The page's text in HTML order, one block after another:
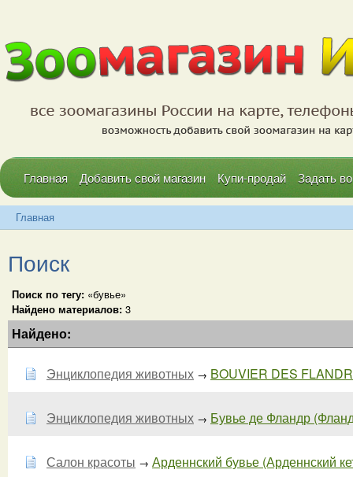
Главная Добавить свой магазин Купи-продай Задать
Главная
Поиск
Поиск по тегу: «бувье»
Найдено материалов: 3
Найдено:
Энциклопедия животных → BOUVIER DES
Энциклопедия животных → Бувье де Фландр
Салон красоты → Арденнский бувье (Арденнский